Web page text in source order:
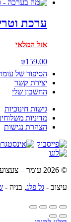
ערכת
אזל המלאי
₪159.00
הסיפור של
יצירת קשר
החשבון שלי
גישות חינוכיות
מדיניות
הצהרת נגישות
© 2026 עומר – צעצועים וחומרי יצירה ברוח האנתרופוסופיה.
עיצוב - גל פלג, בניה -